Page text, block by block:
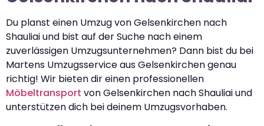
Du planst einen Umzug von Gelsenkirchen nach
Shauliai und bist auf der Suche nach einem
zuverlässigen Umzugsunternehmen? Dann bist du bei
Martens Umzugsservice aus Gelsenkirchen genau
richtig! Wir bieten dir einen professionellen
Möbeltransport von Gelsenkirchen nach Shauliai und
unterstützen dich bei deinem Umzugsvorhaben.